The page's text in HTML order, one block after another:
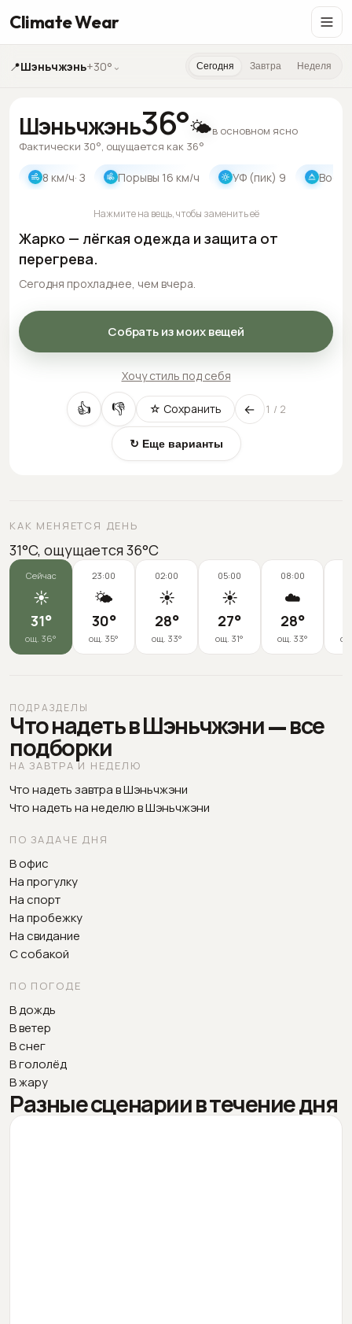
Climate Wear
📍Шэньчжэнь+30° ⌄ Сегодня Завтра Неделя
Шэньчжэнь36°🌤️в основном ясно
Фактически 30°, ощущается как 36°
8 км/ч· З Порывы 16 км/ч УФ (пик) 9
Жарко — лёгкая одежда и защита от
перегрева.
Сегодня прохладнее, чем вчера.
Собрать из моих вещей
Хочу стиль под себя
Нажмите на вещь, чтобы заменить её
👍 👎 ☆ Сохранить ← 1 / 2
↻ Еще варианты
КАК МЕНЯЕТСЯ ДЕНЬ
31°C, ощущается 36°C
Сейчас
☀️
31°
ощ. 36°
23:00
🌤️
30°
ощ. 35°
02:00
☀️
28°
ощ. 33°
05:00
☀️
27°
ощ. 31°
08:00
☁️
28°
ощ. 33°
ПОДРАЗДЕЛЫ
Что надеть в Шэньчжэни — все
подборки
НА ЗАВТРА И НЕДЕЛЮ
Что надеть завтра в Шэньчжэни
Что надеть на неделю в Шэньчжэни
ПО ЗАДАЧЕ ДНЯ
В офис
На прогулку
На спорт
На пробежку
На свидание
С собакой
ПО ПОГОДЕ
В дождь
В ветер
В снег
В гололёд
В жару
Разные сценарии в течение дня